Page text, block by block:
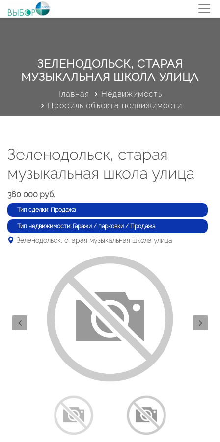
ЗЕЛЕНОДОЛЬСК, СТАРАЯ
МУЗЫКАЛЬНАЯ ШКОЛА УЛИЦА
Главная
Недвижимость
Профиль объекта недвижимости
Зеленодольск, старая
музыкальная школа улица
360 000 руб.
Тип сделки: Продажа
Тип недвижимости: Гаражи / парковки / Продажа
Зеленодольск, старая музыкальная школа улица